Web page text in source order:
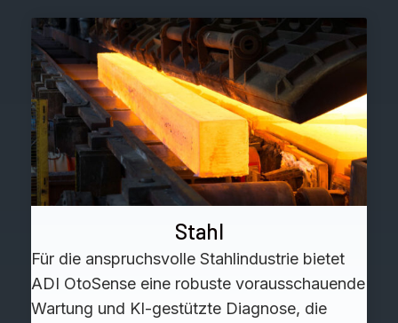
Stahl
Für die anspruchsvolle Stahlindustrie bietet
ADI OtoSense eine robuste vorausschauende
Wartung und KI-gestützte Diagnose, die